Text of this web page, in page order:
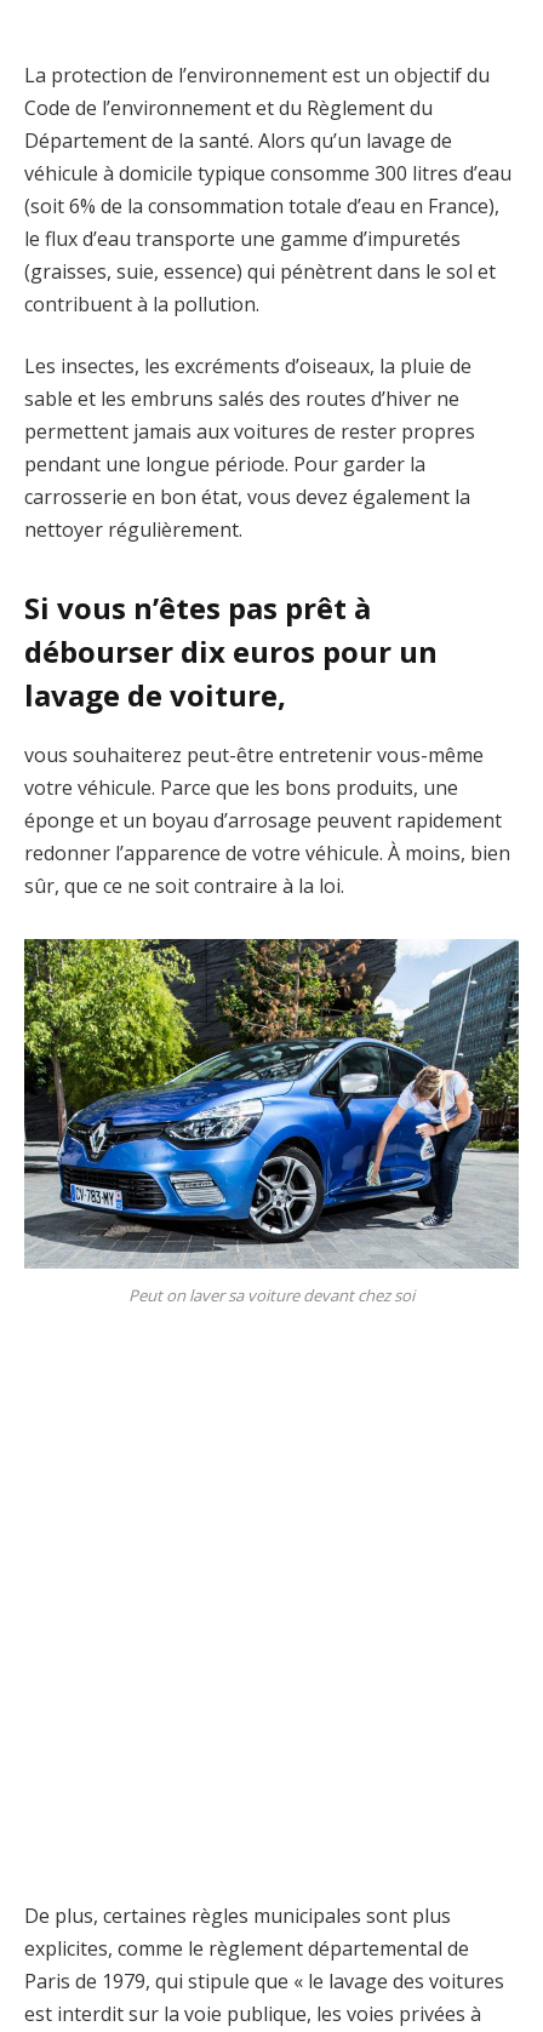
La protection de l’environnement est un objectif du
Code de l’environnement et du Règlement du
Département de la santé. Alors qu’un lavage de
véhicule à domicile typique consomme 300 litres d’eau
(soit 6% de la consommation totale d’eau en France),
le flux d’eau transporte une gamme d’impuretés
(graisses, suie, essence) qui pénètrent dans le sol et
contribuent à la pollution.
Les insectes, les excréments d’oiseaux, la pluie de
sable et les embruns salés des routes d’hiver ne
permettent jamais aux voitures de rester propres
pendant une longue période. Pour garder la
carrosserie en bon état, vous devez également la
nettoyer régulièrement.
Si vous n’êtes pas prêt à
débourser dix euros pour un
lavage de voiture,
vous souhaiterez peut-être entretenir vous-même
votre véhicule. Parce que les bons produits, une
éponge et un boyau d’arrosage peuvent rapidement
redonner l’apparence de votre véhicule. À moins, bien
sûr, que ce ne soit contraire à la loi.
Peut on laver sa voiture devant chez soi
De plus, certaines règles municipales sont plus
explicites, comme le règlement départemental de
Paris de 1979, qui stipule que « le lavage des voitures
est interdit sur la voie publique, les voies privées à